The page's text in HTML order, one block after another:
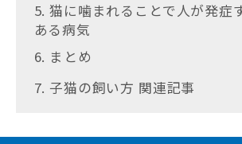
5. 猫に噛まれることで人が発症
ある病気
6. まとめ
7. 子猫の飼い方 関連記事